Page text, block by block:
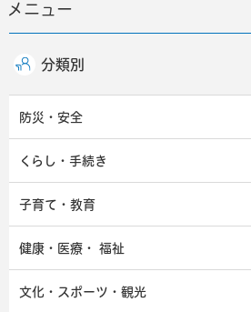
メニュー
分類別
防災・安全
くらし・手続き
子育て・教育
健康・医療・ 福祉
文化・スポーツ・観光